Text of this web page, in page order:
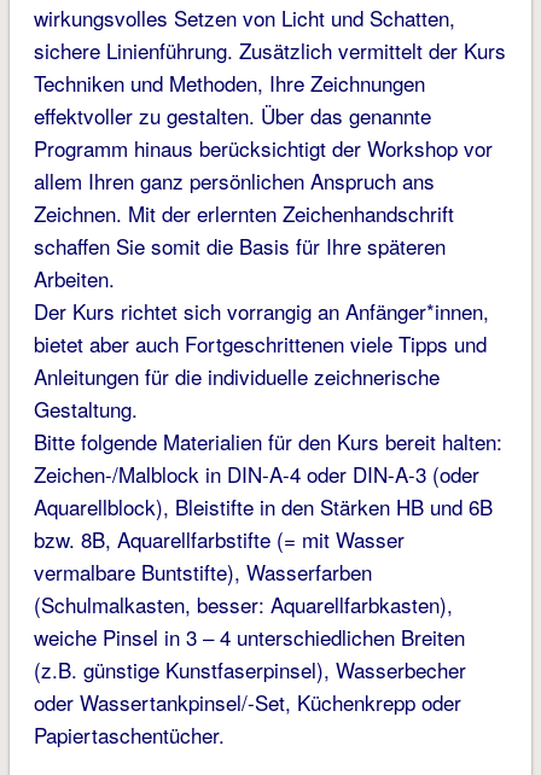
wirkungsvolles Setzen von Licht und Schatten,
sichere Linienführung. Zusätzlich vermittelt der Kurs
Techniken und Methoden, Ihre Zeichnungen
effektvoller zu gestalten. Über das genannte
Programm hinaus berücksichtigt der Workshop vor
allem Ihren ganz persönlichen Anspruch ans
Zeichnen. Mit der erlernten Zeichenhandschrift
schaffen Sie somit die Basis für Ihre späteren
Arbeiten.
Der Kurs richtet sich vorrangig an Anfänger*innen,
bietet aber auch Fortgeschrittenen viele Tipps und
Anleitungen für die individuelle zeichnerische
Gestaltung.
Bitte folgende Materialien für den Kurs bereit halten:
Zeichen-/Malblock in DIN-A-4 oder DIN-A-3 (oder
Aquarellblock), Bleistifte in den Stärken HB und 6B
bzw. 8B, Aquarellfarbstifte (= mit Wasser
vermalbare Buntstifte), Wasserfarben
(Schulmalkasten, besser: Aquarellfarbkasten),
weiche Pinsel in 3 – 4 unterschiedlichen Breiten
(z.B. günstige Kunstfaserpinsel), Wasserbecher
oder Wassertankpinsel/-Set, Küchenkrepp oder
Papiertaschentücher.